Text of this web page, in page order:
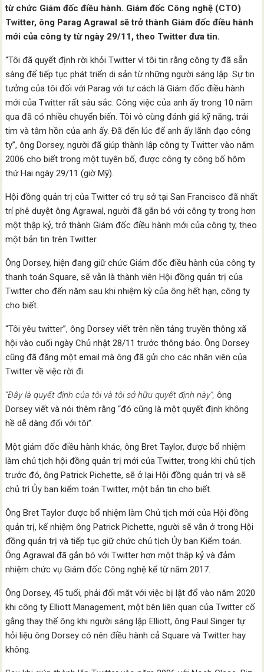
từ chức Giám đốc điều hành. Giám đốc Công nghệ (CTO)
Twitter, ông Parag Agrawal sẽ trở thành Giám đốc điều hành
mới của công ty từ ngày 29/11, theo Twitter đưa tin.
“Tôi đã quyết định rời khỏi Twitter vì tôi tin rằng công ty đã sẵn
sàng để tiếp tục phát triển di sản từ những người sáng lập. Sự tin
tưởng của tôi đối với Parag với tư cách là Giám đốc điều hành
mới của Twitter rất sâu sắc. Công việc của anh ấy trong 10 năm
qua đã có nhiều chuyển biến. Tôi vô cùng đánh giá kỹ năng, trái
tim và tâm hồn của anh ấy. Đã đến lúc để anh ấy lãnh đạo công
ty”, ông Dorsey, người đã giúp thành lập công ty Twitter vào năm
2006 cho biết trong một tuyên bố, được công ty công bố hôm
thứ Hai ngày 29/11 (giờ Mỹ).
Hội đồng quản trị của Twitter có trụ sở tại San Francisco đã nhất
trí phê duyệt ông Agrawal, người đã gắn bó với công ty trong hơn
một thập kỷ, trở thành Giám đốc điều hành mới của công ty, theo
một bản tin trên Twitter.
Ông Dorsey, hiện đang giữ chức Giám đốc điều hành của công ty
thanh toán Square, sẽ vẫn là thành viên Hội đồng quản trị của
Twitter cho đến năm sau khi nhiệm kỳ của ông hết hạn, công ty
cho biết.
“Tôi yêu twitter”, ông Dorsey viết trên nền tảng truyền thông xã
hội vào cuối ngày Chủ nhật 28/11 trước thông báo. Ông Dorsey
cũng đã đăng một email mà ông đã gửi cho các nhân viên của
Twitter về việc rời đi.
“Đây là quyết định của tôi và tôi sở hữu quyết định này”, ông
Dorsey viết và nói thêm rằng “đó cũng là một quyết định không
hề dễ dàng đối với tôi”.
Một giám đốc điều hành khác, ông Bret Taylor, được bổ nhiệm
làm chủ tịch hội đồng quản trị mới của Twitter, trong khi chủ tịch
trước đó, ông Patrick Pichette, sẽ ở lại Hội đồng quản trị và sẽ
chủ trì Ủy ban kiểm toán Twitter, một bản tin cho biết.
Ông Bret Taylor được bổ nhiệm làm Chủ tịch mới của Hội đồng
quản trị, kế nhiệm ông Patrick Pichette, người sẽ vẫn ở trong Hội
đồng quản trị và tiếp tục giữ chức chủ tịch Ủy ban Kiểm toán.
Ông Agrawal đã gắn bó với Twitter hơn một thập kỷ và đảm
nhiệm chức vụ Giám đốc Công nghệ kể từ năm 2017.
Ông Dorsey, 45 tuổi, phải đối mặt với việc bị lật đổ vào năm 2020
khi công ty Elliott Management, một bên liên quan của Twitter cố
gắng thay thế ông khi người sáng lập Elliott, ông Paul Singer tự
hỏi liệu ông Dorsey có nên điều hành cả Square và Twitter hay
không.